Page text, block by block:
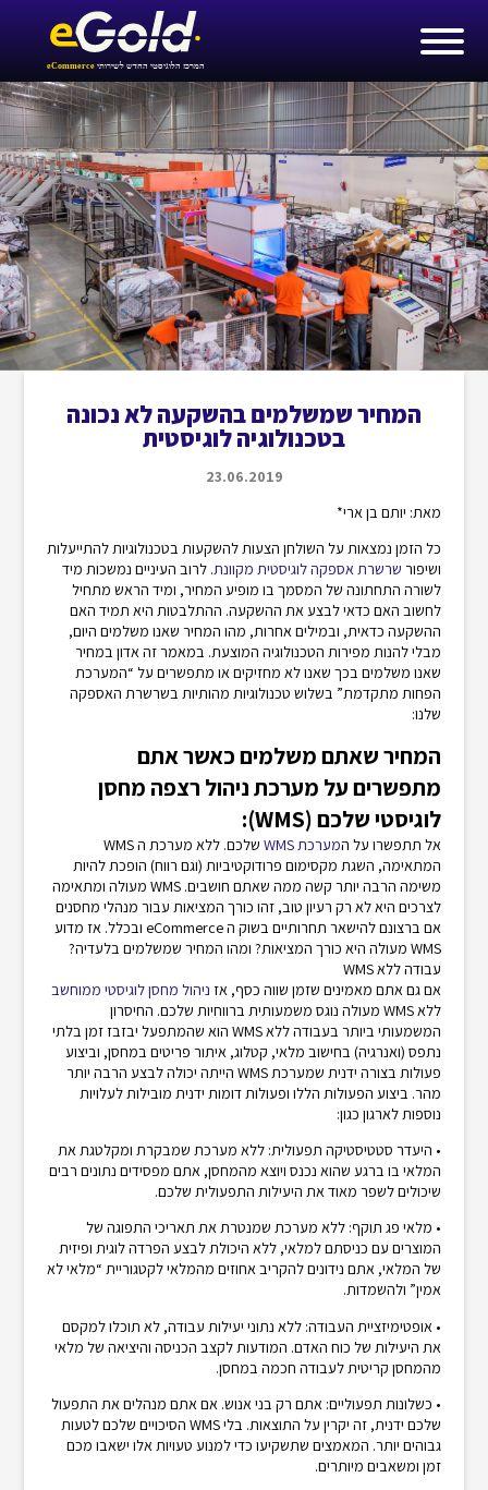
המחיר שמשלמים בהשקעה לא נכונה
בטכנולוגיה לוגיסטית
23.06.2019
מאת: יותם בן ארי*
כל הזמן נמצאות על השולחן הצעות להשקעות בטכנולוגיות להתייעלות
ושיפור שרשרת אספקה לוגיסטית מקוונת. לרוב העיניים נמשכות מיד
לשורה התחתונה של המסמך בו מופיע המחיר, ומיד הראש מתחיל
לחשוב האם כדאי לבצע את ההשקעה. ההתלבטות היא תמיד האם
ההשקעה כדאית, ובמילים אחרות, מהו המחיר שאנו משלמים היום,
מבלי להנות מפירות הטכנולוגיה המוצעת. במאמר זה אדון במחיר
שאנו משלמים בכך שאנו לא מחזיקים או מתפשרים על “המערכת
הפחות מתקדמת” בשלוש טכנולוגיות מהותיות בשרשרת האספקה
שלנו:
המחיר שאתם משלמים כאשר אתם
מתפשרים על מערכת ניהול רצפה מחסן
לוגיסטי שלכם (WMS):
אל תתפשרו על המערכת WMS
שלכם. ללא מערכת ה WMS
המתאימה, השגת מקסימום פרודוקטיביות (וגם רווח) הופכת להיות
משימה הרבה יותר קשה ממה שאתם חושבים. WMS מעולה ומתאימה
לצרכים היא לא רק רעיון טוב, זהו כורך המציאות עבור מנהלי מחסנים
אם ברצונם להישאר תחרותיים בשוק ה eCommerce ובכלל. אז מדוע
WMS מעולה היא כורך המציאות? ומהו המחיר שמשלמים בלעדיה?
עבודה ללא WMS
אם גם אתם מאמינים שזמן שווה כסף, אז ניהול מחסן לוגיסטי ממוחשב
ללא WMS מעולה נוגס משמעותית ברווחיות שלכם. החיסרון
המשמעותי ביותר בעבודה ללא WMS הוא שהמתפעל יבזבז זמן בלתי
נתפס (ואנרגיה) בחישוב מלאי, קטלוג, איתור פריטים במחסן, וביצוע
פעולות בצורה ידנית שמערכת WMS הייתה יכולה לבצע הרבה יותר
מהר. ביצוע הפעולות הללו ופעולות דומות ידנית מובילות לעלויות
נוספות לארגון כגון:
• היעדר סטטיסטיקה תפעולית: ללא מערכת שמבקרת ומקלטגת את
המלאי בו ברגע שהוא נכנס ויוצא מהמחסן, אתם מפסידים נתונים רבים
שיכולים לשפר מאוד את היעילות התפעולית שלכם.
• מלאי פג תוקף: ללא מערכת שמנטרת את תאריכי התפוגה של
המוצרים עם כניסתם למלאי, ללא היכולת לבצע הפרדה לוגית ופיזית
של המלאי, אתם נידונים להקריב אחוזים מהמלאי לקטגוריית “מלאי לא
אמין” ולהשמדות.
• אופטימיזציית העבודה: ללא נתוני יעילות עבודה, לא תוכלו למקסם
את היעילות של כוח האדם. המודעות לקצב הכניסה והיציאה של מלאי
מהמחסן קריטית לעבודה חכמה במחסן.
• כשלונות תפעוליים: אתם רק בני אנוש. אם אתם מנהלים את התפעול
שלכם ידנית, זה יקרין על התוצאות. בלי WMS הסיכויים שלכם לטעות
גבוהים יותר. המאמצים שתשקיעו כדי למנוע טעויות אלו ישאבו מכם
זמן ומשאבים מיותרים.